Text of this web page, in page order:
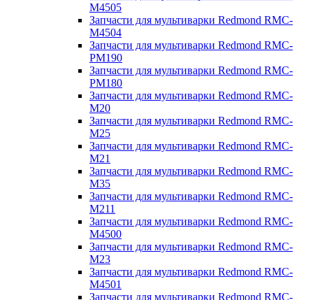
M4505
Запчасти для мультиварки Redmond RMC-
M4504
Запчасти для мультиварки Redmond RMC-
PM190
Запчасти для мультиварки Redmond RMC-
PM180
Запчасти для мультиварки Redmond RMC-
M20
Запчасти для мультиварки Redmond RMC-
M25
Запчасти для мультиварки Redmond RMC-
M21
Запчасти для мультиварки Redmond RMC-
M35
Запчасти для мультиварки Redmond RMC-
M211
Запчасти для мультиварки Redmond RMC-
M4500
Запчасти для мультиварки Redmond RMC-
M23
Запчасти для мультиварки Redmond RMC-
M4501
Запчасти для мультиварки Redmond RMC-